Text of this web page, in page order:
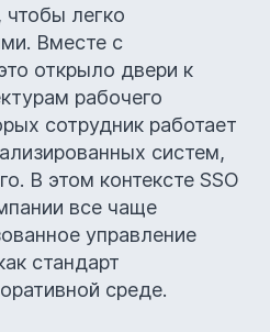
чтобы легко
Вместе с
открыло двери к
рабочего
сотрудник работает
систем,
В этом контексте SSO
все чаще
управление
стандарт
среде.